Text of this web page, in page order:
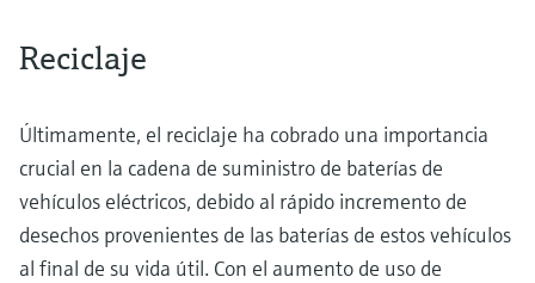
Reciclaje
Últimamente, el reciclaje ha cobrado una importancia
crucial en la cadena de suministro de baterías de
vehículos eléctricos, debido al rápido incremento de
desechos provenientes de las baterías de estos vehículos
al final de su vida útil. Con el aumento de uso de